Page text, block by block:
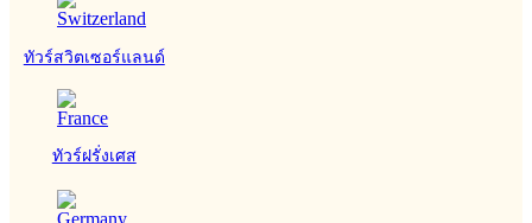
ทัวร์สวิตเซอร์แลนด์
ทัวร์ฝรั่งเศส